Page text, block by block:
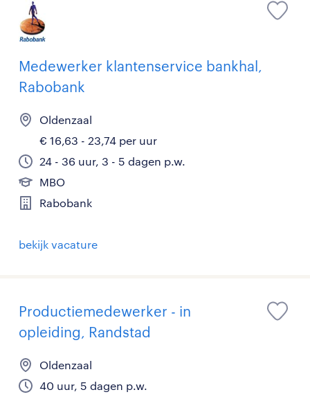
Medewerker klantenservice bankhal,
Rabobank
Oldenzaal
€ 16,63 - 23,74 per uur
24 - 36 uur, 3 - 5 dagen p.w.
MBO
Rabobank
bekijk vacature
Productiemedewerker - in
opleiding, Randstad
Oldenzaal
40 uur, 5 dagen p.w.